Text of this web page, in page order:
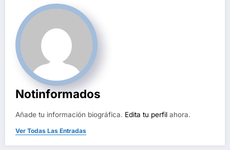
Notinformados
Añade tu información biográfica. Edita tu perfil ahora.
Ver Todas Las Entradas